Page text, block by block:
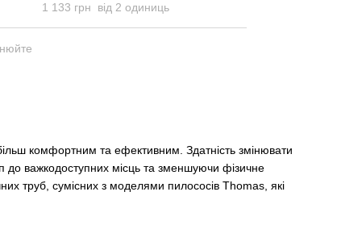
комфортним та ефективним. Здатність змінювати
до важкодоступних місць та зменшуючи фізичне
труб, сумісних з моделями пилососів Thomas, які
1 133 грн від 2 одиниць